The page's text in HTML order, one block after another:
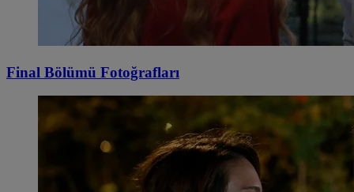
Final Bölümü Fotoğrafları